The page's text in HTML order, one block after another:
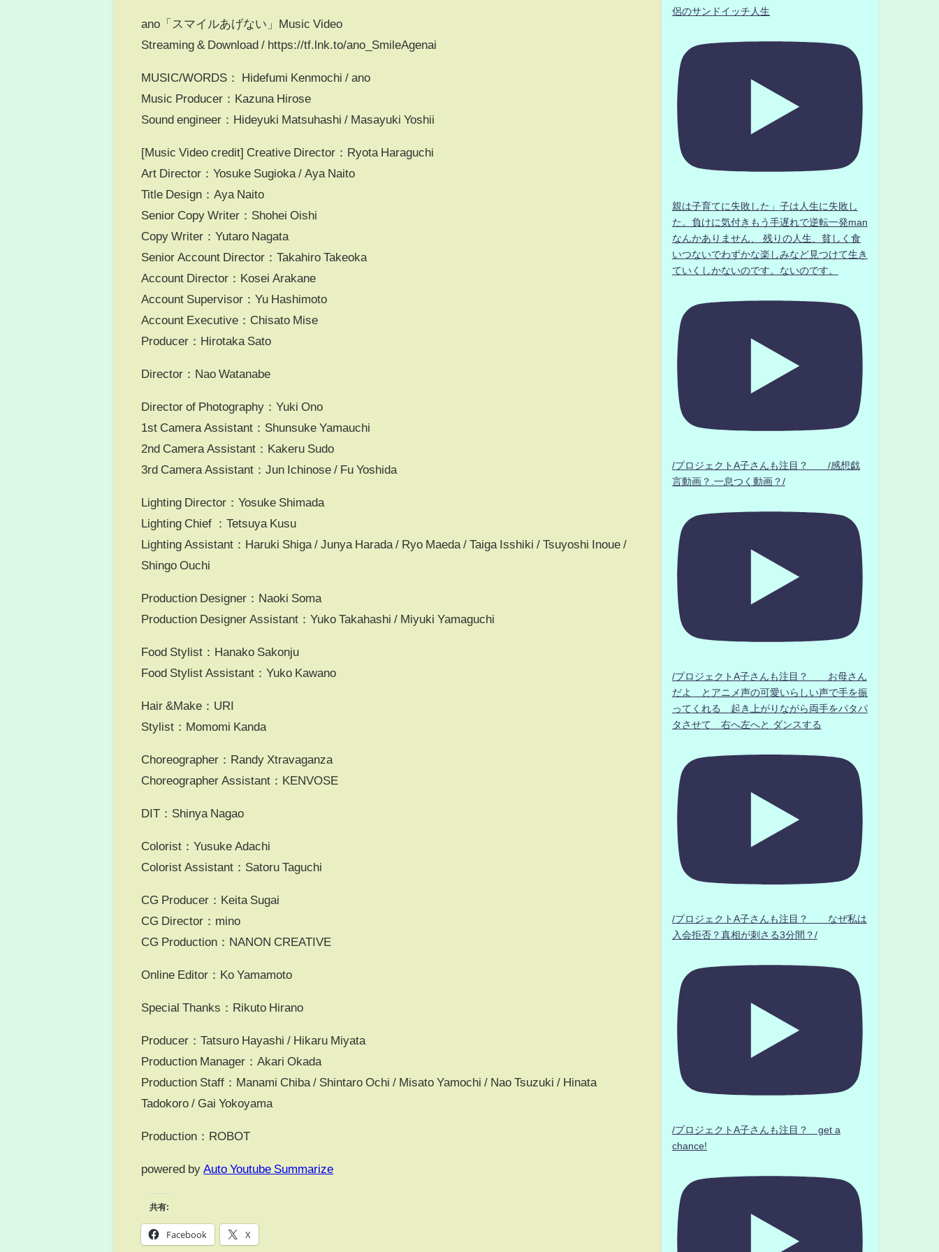
ano「スマイルあげない」Music Video
Streaming & Download / https://tf.lnk.to/ano_SmileAgenai
MUSIC/WORDS： Hidefumi Kenmochi / ano
Music Producer：Kazuna Hirose
Sound engineer：Hideyuki Matsuhashi / Masayuki Yoshii
[Music Video credit] Creative Director：Ryota Haraguchi
Art Director：Yosuke Sugioka / Aya Naito
Title Design：Aya Naito
Senior Copy Writer：Shohei Oishi
Copy Writer：Yutaro Nagata
Senior Account Director：Takahiro Takeoka
Account Director：Kosei Arakane
Account Supervisor：Yu Hashimoto
Account Executive：Chisato Mise
Producer：Hirotaka Sato
Director：Nao Watanabe
Director of Photography：Yuki Ono
1st Camera Assistant：Shunsuke Yamauchi
2nd Camera Assistant：Kakeru Sudo
3rd Camera Assistant：Jun Ichinose / Fu Yoshida
Lighting Director：Yosuke Shimada
Lighting Chief ：Tetsuya Kusu
Lighting Assistant：Haruki Shiga / Junya Harada / Ryo Maeda / Taiga Isshiki / Tsuyoshi Inoue /
Shingo Ouchi
Production Designer：Naoki Soma
Production Designer Assistant：Yuko Takahashi / Miyuki Yamaguchi
Food Stylist：Hanako Sakonju
Food Stylist Assistant：Yuko Kawano
Hair &Make：URI
Stylist：Momomi Kanda
Choreographer：Randy Xtravaganza
Choreographer Assistant：KENVOSE
DIT：Shinya Nagao
Colorist：Yusuke Adachi
Colorist Assistant：Satoru Taguchi
CG Producer：Keita Sugai
CG Director：mino
CG Production：NANON CREATIVE
Online Editor：Ko Yamamoto
Special Thanks：Rikuto Hirano
Producer：Tatsuro Hayashi / Hikaru Miyata
Production Manager：Akari Okada
Production Staff：Manami Chiba / Shintaro Ochi / Misato Yamochi / Nao Tsuzuki / Hinata
Tadokoro / Gai Yokoyama
Production：ROBOT
powered by Auto Youtube Summarize
共有:
Facebook X
侶のサンドイッチ人生
親は子育てに失敗した」子は人生に失敗し
た。負けに気付きもう手遅れで逆転一発man
なんかありません、 残りの人生、貧しく食
いつないでわずかな楽しみなど見つけて生き
ていくしかないのです。ないのです。
/プロジェクトA子さんも注目？ /感想戯
言動画？.一息つく動画？/
/プロジェクトA子さんも注目？ お母さん
だよ とアニメ声の可愛いらしい声で手を振
ってくれる 起き上がりながら両手をパタパ
タさせて 右へ左へと ダンスする
/プロジェクトA子さんも注目？ なぜ私は
入会拒否？真相が刺さる3分間？/
/プロジェクトA子さんも注目？ get a
chance!